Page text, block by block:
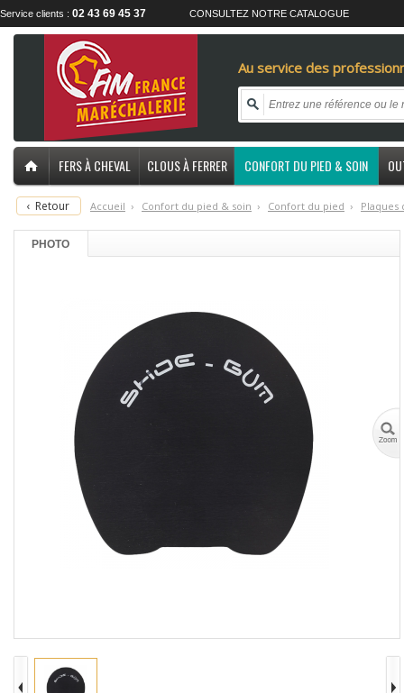
Service clients : 02 43 69 45 37 CONSULTEZ NOTRE CATALOGUE
Au service des
FERS À CHEVAL CLOUS À FERRER CONFORT DU PIED & SOIN
‹ Retour Accueil › Confort du pied & soin › Confort du pied › Plaques
PHOTO